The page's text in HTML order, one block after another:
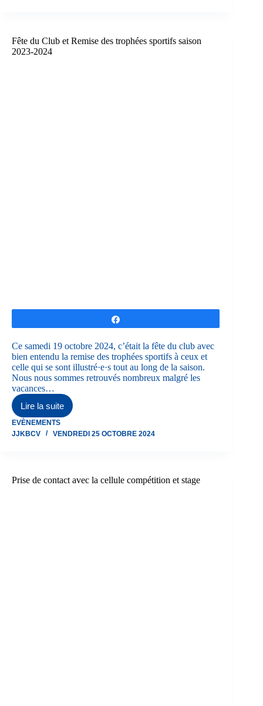
JJKBCV
(7/12/2024).
Fête du Club et Remise des trophées sportifs saison
2023-2024
Ce samedi 19 octobre 2024, c’était la fête du club avec
bien entendu la remise des trophées sportifs à ceux et
celle qui se sont illustré·e·s tout au long de la saison.
Nous nous sommes retrouvés nombreux malgré les
vacances…
Lire la suite
Fête
du
Club
sportifs
EVÈNEMENTS
JJKBCV
VENDREDI 25 OCTOBRE 2024
Prise de contact avec la cellule compétition et stage